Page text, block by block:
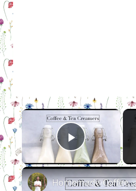
×
Play Video
Homemade Coffee & Tea Creamers + BIG QVC ANNOUNCEMENT!